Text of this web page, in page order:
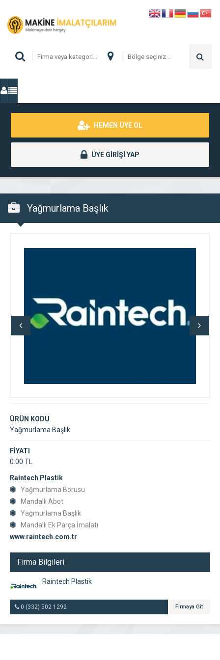
HEMEN ÜYE OL
ÜYE GİRİŞİ YAP
Yağmurlama Başlık
ÜRÜN KODU
Yağmurlama Başlık
FİYATI
0.00 TL
Raintech Plastik
Yağmurlama Borusu
Mandallı Abot
Yağmurlama Başlık
Mandallı Ek Parça İmalatı
www.raintech.com.tr
Firma Bilgileri
Raintech Plastik
0 (332) 502 1292 Firmaya Git